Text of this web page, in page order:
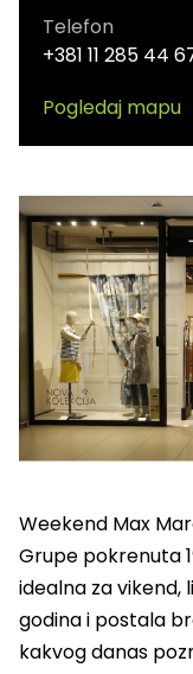
Telefon
+381 11 285 44
Pogledaj mapu
Weekend Max
Grupe pokrenuta
idealna za vikend,
godina i postala
kakvog danas